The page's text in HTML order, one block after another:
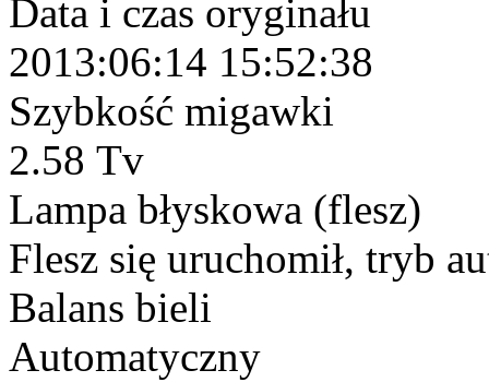
Data i czas oryginału
2013:06:14 15:52:38
Szybkość migawki
2.58 Tv
Lampa błyskowa (flesz)
Flesz się uruchomił, tryb
Balans bieli
Automatyczny